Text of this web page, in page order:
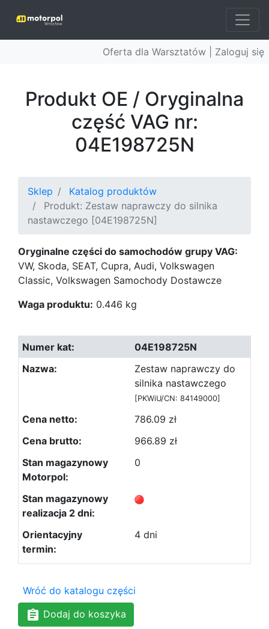
Oferta dla Warsztatów | Zaloguj się
Produkt OE / Oryginalna
część VAG nr:
04E198725N
Sklep
Katalog produktów
Produkt: Zestaw naprawczy do silnika
nastawczego [04E198725N]
Oryginalne części do samochodów grupy VAG:
VW, Skoda, SEAT, Cupra, Audi, Volkswagen
Classic, Volkswagen Samochody Dostawcze
Waga produktu: 0.446 kg
04E198725N
Zestaw naprawczy do
silnika nastawczego
[PKWiU/CN: 84149000]
786.09 zł
966.89 zł
0
4 dni
Wróć do katalogu części
Dodaj do koszyka